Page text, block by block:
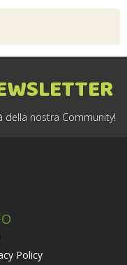
della nostra Community!
Policy